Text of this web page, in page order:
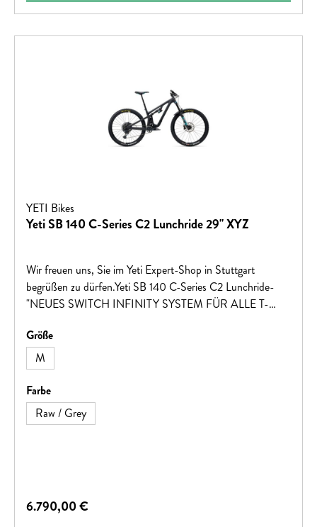
YETI Bikes
Yeti SB 140 C-Series C2 Lunchride 29" XYZ
Wir freuen uns, Sie im Yeti Expert-Shop in Stuttgart
begrüßen zu dürfen.Yeti SB 140 C-Series C2 Lunchride-
"NEUES SWITCH INFINITY SYSTEM FÜR ALLE T-
Switch Infinity System für alle T-Series Bikes"- "NEUES
GESCHRAUBTES TRETLAGER" könnte korrigiert werden
zu: "Neues geschraubtes Tretlager"- "NEUES HIGH-
CLEARANCE UNTERROHR" könnte geändert werden
zu: "Neues High-Clearance Unterrohr"- "NEUER
ZWEILAGIGER RAHMENPROTEKTOR AM
GESCHLOSSENE INTERNE KABELFÜRHUNG" könnte
Größeauswählen
M
Farbeauswählen
Raw / Grey
Regulärer Preis:
6.790,00 €